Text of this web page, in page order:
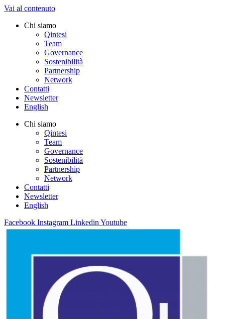
Vai al contenuto
Chi siamo
Qintesi
Team
Governance
Sostenibilità
Partnership
Network
Contatti
Newsletter
English
Chi siamo
Qintesi
Team
Governance
Sostenibilità
Partnership
Network
Contatti
Newsletter
English
Facebook Instagram Linkedin Youtube